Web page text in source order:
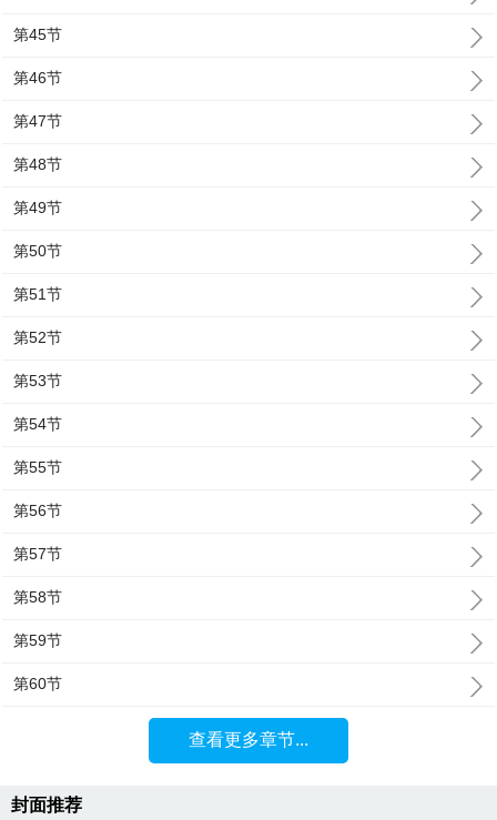
第45节
第46节
第47节
第48节
第49节
第50节
第51节
第52节
第53节
第54节
第55节
第56节
第57节
第58节
第59节
第60节
查看更多章节...
封面推荐